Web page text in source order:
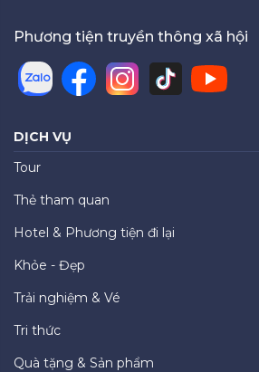
Phương tiện truyền thông xã hội
DỊCH VỤ
Tour
Thẻ tham quan
Hotel & Phương tiện đi lại
Khỏe - Đẹp
Trải nghiệm & Vé
Tri thức
Quà tặng & Sản phẩm